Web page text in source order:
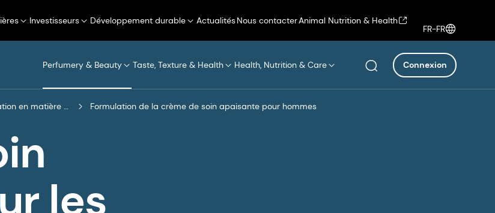
Investisseurs Développement durable ActualitésNous contacterAnimal Nutrition & Health
FR-FR
Perfumery & Beauty Taste, Texture & Health Health, Nutrition & Care Connexion
Inspiration en matière de formulation Formulation de la crème de soin apaisante pour hommes
les